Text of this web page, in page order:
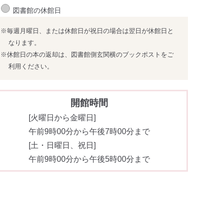
図書館の休館日
※毎週月曜日、または休館日が祝日の場合は翌日が休館日と
なります。
※休館日の本の返却は、図書館側玄関横のブックポストをご
利用ください。
開館時間
[火曜日から金曜日]
午前9時00分から午後7時00分まで
[土・日曜日、祝日]
午前9時00分から午後5時00分まで